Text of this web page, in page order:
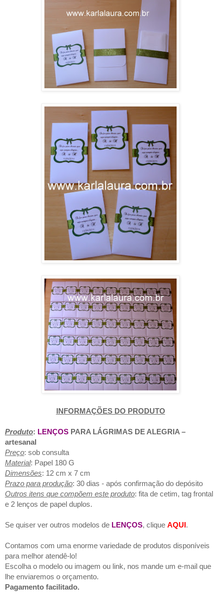
INFORMAÇÕES DO PRODUTO
Produto: LENÇOS PARA LÁGRIMAS DE ALEGRIA –
artesanal
Preço: sob consulta
Material: Papel 180 G
Dimensões: 12 cm x 7 cm
Prazo para produção: 30 dias - após confirmação do depósito
Outros itens que compõem este produto: fita de cetim, tag frontal
e 2 lenços de papel duplos.
Se quiser ver outros modelos de LENÇOS, clique AQUI.
Contamos com uma enorme variedade de produtos disponíveis
para melhor atendê-lo!
Escolha o modelo ou imagem ou link, nos mande um e-mail que
lhe enviaremos o orçamento.
Pagamento facilitado.